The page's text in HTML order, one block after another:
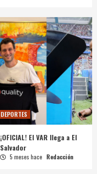
DEPORTES
¡OFICIAL! El VAR llega a El
Salvador
5 meses hace Redacción